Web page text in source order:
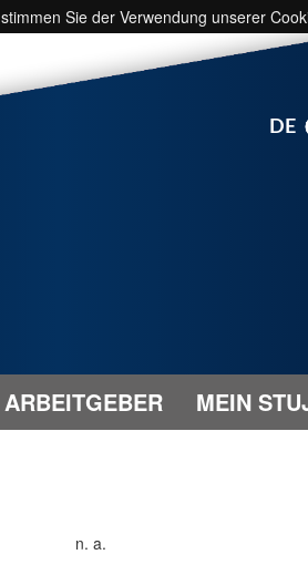
Sie der Verwendung unserer
DE
ARBEITGEBER MEIN
n. a.